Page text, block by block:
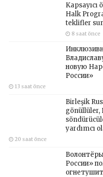
Kapsayıcı
Halk
teklifler
8 saat önce
новую
России»
13 saat önce
Birleşik
gönüllüler,
yardımcı
20 saat önce
России»